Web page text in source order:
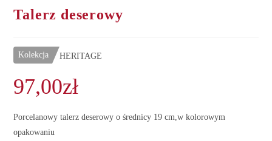
Talerz deserowy
Kolekcja HERITAGE
97,00zł
Porcelanowy talerz deserowy o średnicy 19 cm,w kolorowym
opakowaniu